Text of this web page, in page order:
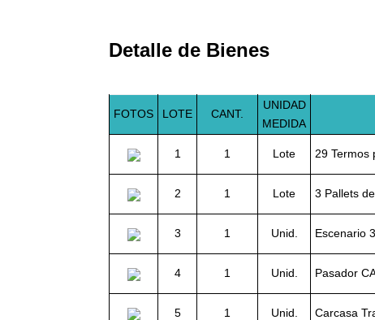
Detalle de Bienes
FOTOS LOTE CANT.
UNIDAD
MEDIDA
1 1 Lote 29 Termos
2 1 Lote 3 Pallets
3 1 Unid. Escenario
4 1 Unid. Pasador
5 1 Unid. Carcasa